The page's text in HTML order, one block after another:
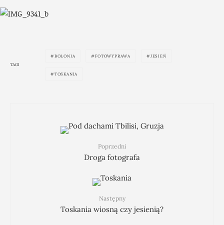
TAGI
BOLONIA FOTOWYPRAWA JESIEŃ
TOSKANIA
Poprzedni
Droga fotografa
Następny
Toskania wiosną czy jesienią?